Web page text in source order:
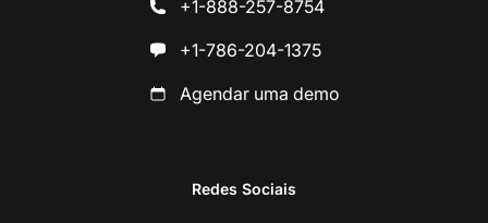
+1-888-257-8754
+1-786-204-1375
Agendar uma demo
Redes Sociais